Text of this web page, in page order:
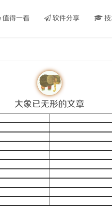
值得一看 软件分享 技
大象已无形的文章